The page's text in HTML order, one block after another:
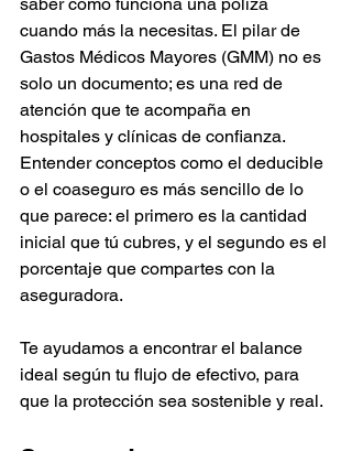
cuando más la necesitas. El pilar de
Gastos Médicos Mayores (GMM) no es
solo un documento; es una red de
atención que te acompaña en
hospitales y clínicas de confianza.
Entender conceptos como el deducible
o el coaseguro es más sencillo de lo
que parece: el primero es la cantidad
inicial que tú cubres, y el segundo es el
porcentaje que compartes con la
aseguradora.
Te ayudamos a encontrar el balance
ideal según tu flujo de efectivo, para
que la protección sea sostenible y real.